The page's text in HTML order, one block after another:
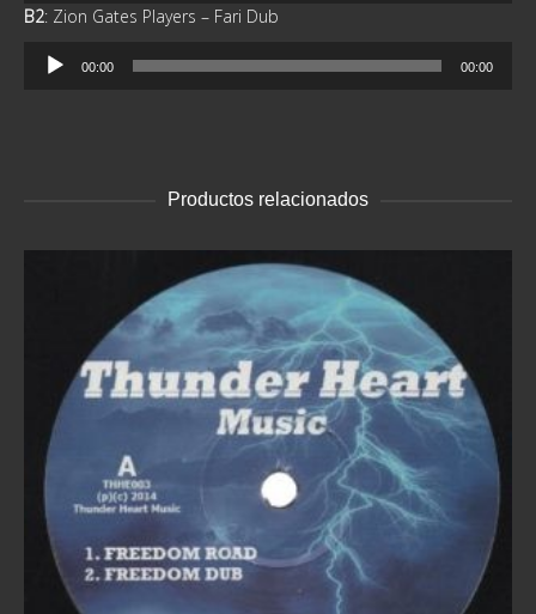
audio
B2: Zion Gates Players – Fari Dub
Reproductor
00:00 00:00
Productos relacionados